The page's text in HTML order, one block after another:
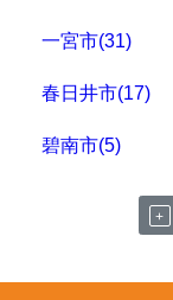
一宮市(31)
春日井市(17)
碧南市(5)